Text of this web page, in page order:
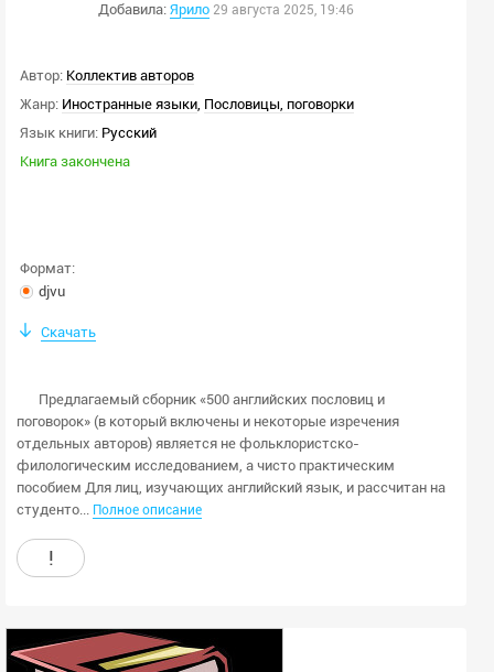
Добавила: Ярило 29 августа 2025, 19:46
Автор: Коллектив авторов
Жанр: Иностранные языки, Пословицы, поговорки
Язык книги: Русский
Книга закончена
Формат:
djvu
Скачать
Предлагаемый сборник «500 английских пословиц и
поговорок» (в который включены и некоторые изречения
отдельных авторов) является не фольклористско-
филологическим исследованием, а чисто практическим
пособием Для лиц, изучающих английский язык, и рассчитан на
студенто...
Полное описание
!